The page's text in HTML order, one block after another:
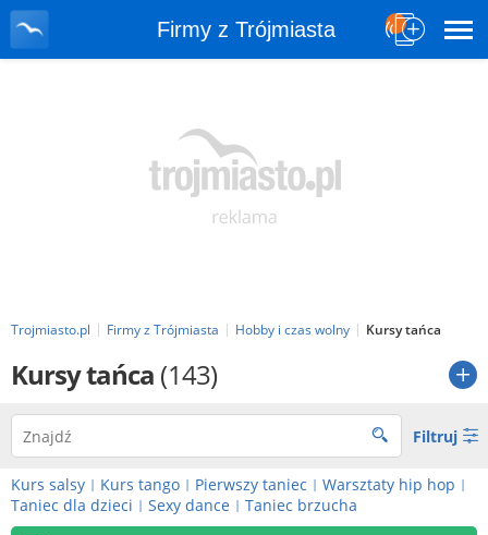
Firmy z Trójmiasta
Trojmiasto.pl Firmy z Trójmiasta Hobby i czas wolny Kursy tańca
Kursy tańca (143)
Filtruj
Kurs salsy | Kurs tango | Pierwszy taniec | Warsztaty hip hop |
Taniec dla dzieci | Sexy dance | Taniec brzucha